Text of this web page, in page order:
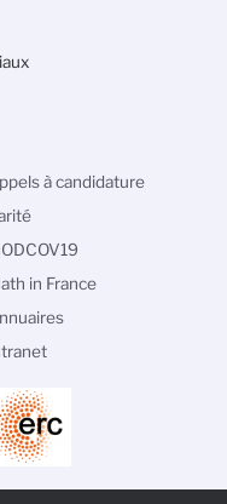
à candidature
in France